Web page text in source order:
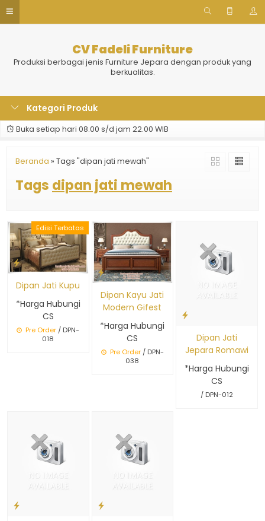
CV Fadeli Furniture
Produksi berbagai jenis Furniture Jepara dengan produk yang
berkualitas.
Kategori Produk
Buka setiap hari 08.00 s/d jam 22.00 WIB
Beranda » Tags "dipan jati mewah"
Tags dipan jati mewah
Edisi Terbatas
Dipan Jati Kupu
*Harga Hubungi
CS
Pre Order / DPN-
018
Dipan Kayu Jati
Modern Gifest
*Harga Hubungi
CS
Pre Order/ DPN-
038
Dipan Jati
Jepara Romawi
*Harga Hubungi
CS
/ DPN-012